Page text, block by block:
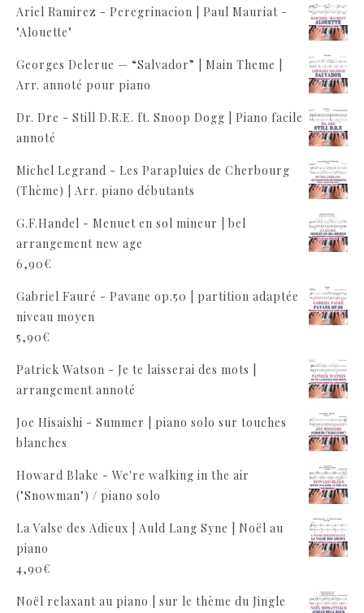
Ariel Ramirez - Peregrinacion | Paul Mauriat -
"Alouette"
Georges Delerue — “Salvador” | Main Theme |
Arr. annoté pour piano
Dr. Dre - Still D.R.E. ft. Snoop Dogg | Piano facile
annoté
Michel Legrand - Les Parapluies de Cherbourg
(Thème) | Arr. piano débutants
G.F.Handel - Menuet en sol mineur | bel
arrangement new age
6,90€
Gabriel Fauré - Pavane op.50 | partition adaptée
niveau moyen
5,90€
Patrick Watson - Je te laisserai des mots |
arrangement annoté
Joe Hisaishi - Summer | piano solo sur touches
blanches
Howard Blake - We're walking in the air
("Snowman") / piano solo
La Valse des Adieux | Auld Lang Syne | Noël au
piano
4,90€
Noël relaxant au piano | sur le thème du Jingle